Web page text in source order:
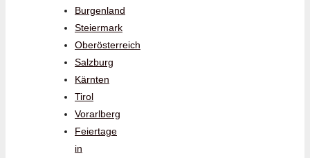
Burgenland
Steiermark
Oberösterreich
Salzburg
Kärnten
Tirol
Vorarlberg
Feiertage
in